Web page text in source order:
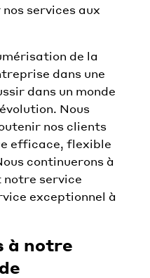
services aux
de la
dans une
dans un monde
Nous
nos clients
efficace, flexible
continuerons à
service
exceptionnel à
à notre